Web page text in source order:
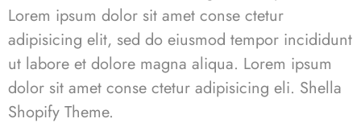
Lorem ipsum dolor sit amet conse ctetur
adipisicing elit, sed do eiusmod tempor incididunt
ut labore et dolore magna aliqua. Lorem ipsum
dolor sit amet conse ctetur adipisicing eli. Shella
Shopify Theme.